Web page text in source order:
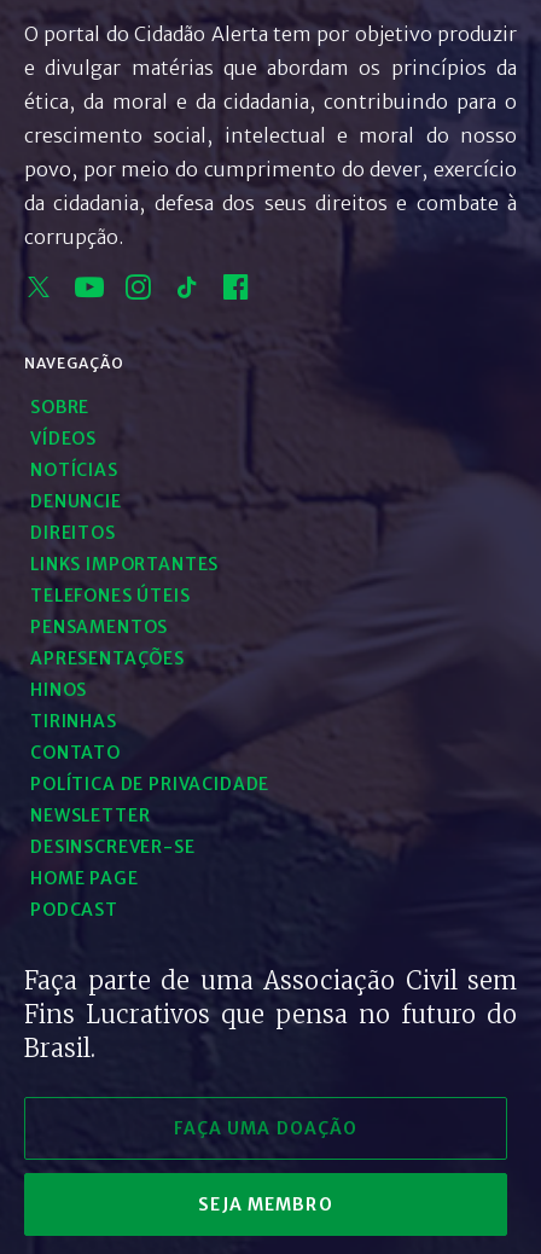
O portal do Cidadão Alerta tem por objetivo produzir
e divulgar matérias que abordam os princípios da
ética, da moral e da cidadania, contribuindo para o
crescimento social, intelectual e moral do nosso
povo, por meio do cumprimento do dever, exercício
da cidadania, defesa dos seus direitos e combate à
corrupção.
NAVEGAÇÃO
SOBRE
VÍDEOS
NOTÍCIAS
DENUNCIE
DIREITOS
LINKS IMPORTANTES
TELEFONES ÚTEIS
PENSAMENTOS
APRESENTAÇÕES
HINOS
TIRINHAS
CONTATO
POLÍTICA DE PRIVACIDADE
NEWSLETTER
DESINSCREVER-SE
HOME PAGE
PODCAST
Faça parte de uma Associação Civil sem
Fins Lucrativos que pensa no futuro do
Brasil.
FAÇA UMA DOAÇÃO
SEJA MEMBRO